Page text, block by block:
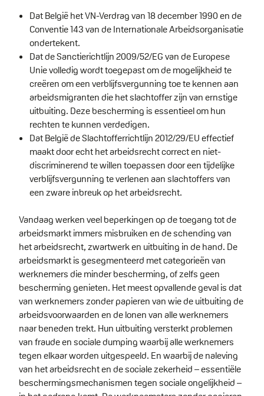
Dat België het VN-Verdrag van 18 december 1990 en de
Conventie 143 van de Internationale Arbeidsorganisatie
ondertekent.
Dat de Sanctierichtlijn 2009/52/EG van de Europese
Unie volledig wordt toegepast om de mogelijkheid te
creëren om een verblijfsvergunning toe te kennen aan
arbeidsmigranten die het slachtoffer zijn van ernstige
uitbuiting. Deze bescherming is essentieel om hun
rechten te kunnen verdedigen.
Dat België de Slachtofferrichtlijn 2012/29/EU effectief
maakt door echt het arbeidsrecht correct en niet-
discriminerend te willen toepassen door een tijdelijke
verblijfsvergunning te verlenen aan slachtoffers van
een zware inbreuk op het arbeidsrecht.
Vandaag werken veel beperkingen op de toegang tot de
arbeidsmarkt immers misbruiken en de schending van
het arbeidsrecht, zwartwerk en uitbuiting in de hand. De
arbeidsmarkt is gesegmenteerd met categorieën van
werknemers die minder bescherming, of zelfs geen
bescherming genieten. Het meest opvallende geval is dat
van werknemers zonder papieren van wie de uitbuiting de
arbeidsvoorwaarden en de lonen van alle werknemers
naar beneden trekt. Hun uitbuiting versterkt problemen
van fraude en sociale dumping waarbij alle werknemers
tegen elkaar worden uitgespeeld. En waarbij de naleving
van het arbeidsrecht en de sociale zekerheid – essentiële
beschermingsmechanismen tegen sociale ongelijkheid –